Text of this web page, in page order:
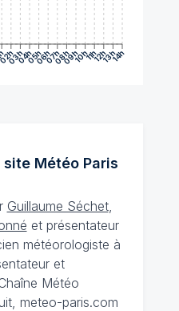
03h04h05h06h07h08h09h10h11h12h13h14h
MétéoParis
Guillaume Séchet,
et présentateur
météorologiste à
et
Météo
meteo-paris.com